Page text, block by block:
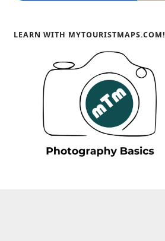
LEARN WITH MYTOURISTMAPS.COM!